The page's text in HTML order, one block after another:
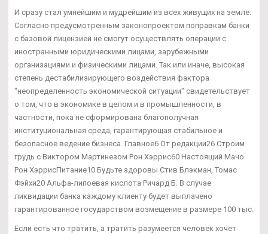
И сразу стал умнейшим и мудрейшим из всех живущих на земле.
Согласно предусмотренным законопроектом поправкам банки
с базовой лицензией не смогут осуществлять операции с
иностранными юридическими лицами, зарубежными
организациями и физическими лицами. Так или иначе, высокая
степень дестабилизирующего воздействия фактора
"неопределенность экономической ситуации" свидетельствует
о том, что в экономике в целом и в промышленности, в
частности, пока не сформирована благополучная
институциональная среда, гарантирующая стабильное и
безопасное ведение бизнеса. Главное6 От редакции26 Строим
грудь с Виктором Мартинезом Рон Хэррис60 Настоящий Мачо
Рон ХэррисПитание10 Будьте здоровы Стив Блэкман, Томас
Фэйхи20 Альфа-липоевая кислота Ричард Б. В случае
ликвидации банка каждому клиенту будет выплачено
гарантированное государством возмещение в размере 100 тыс.
Если есть что тратить, а тратить разумеется человек хочет